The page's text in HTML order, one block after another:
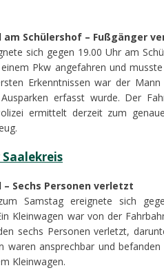
Schülershof – Fußgänger
sich gegen 19.00 Uhr am
Pkw angefahren und
Erkenntnissen war der
erfasst wurde. Der
ermittelt derzeit zum
Sechs Personen verletzt
Samstag ereignete sich
Kleinwagen war von der
sechs Personen verletzt,
waren ansprechbar und
Kleinwagen.